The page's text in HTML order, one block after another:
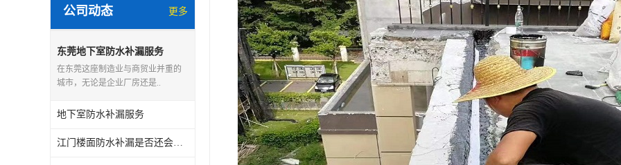
公司动态 更多
东莞地下室防水补漏服务
在东莞这座制造业与商贸业并重的
城市，无论是企业厂房还是..
地下室防水补漏服务
江门楼面防水补漏是否还会漏水